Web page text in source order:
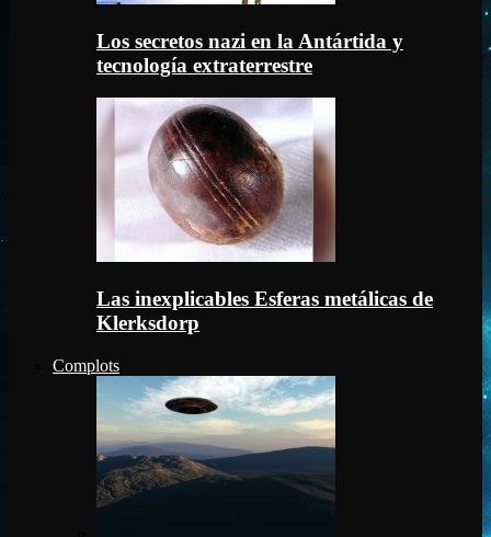
Los secretos nazi en la Antártida y
tecnología extraterrestre
Las inexplicables Esferas metálicas de
Klerksdorp
Complots